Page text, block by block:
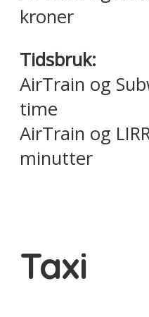
kroner
Tidsbruk:
AirTrain og
time
AirTrain og
minutter
Taxi